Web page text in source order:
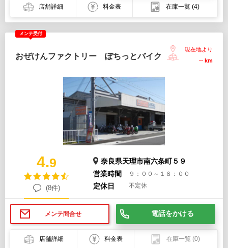
店舗詳細 料金表 在庫一覧 (4)
メンテ受付
おぜけんファクトリー ぽちっとバイク
現在地より
-- km
4.9
(8件)
奈良県天理市南六条町５９
営業時間
９：００～１８：００
定休日 不定休
メンテ問合せ 電話をかける
店舗詳細 料金表 在庫一覧 (0)